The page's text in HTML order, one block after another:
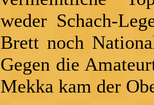
weder Schach-
Brett noch
Gegen die
Mekka kam der